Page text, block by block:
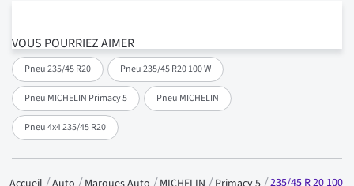
VOUS POURRIEZ AIMER
Pneu 235/45 R20 Pneu 235/45 R20 100 W
Pneu MICHELIN Primacy 5 Pneu MICHELIN
Pneu 4x4 235/45 R20